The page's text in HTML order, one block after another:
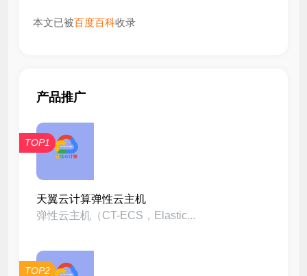
本文已被百度百科收录
产品推广
TOP1
天翼云计算弹性云主机
弹性云主机（CT-ECS，Elastic...
TOP2